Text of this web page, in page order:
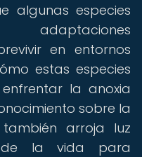
algunas especies
en entornos
estas especies
la anoxia
sobre la
arroja luz
la vida para